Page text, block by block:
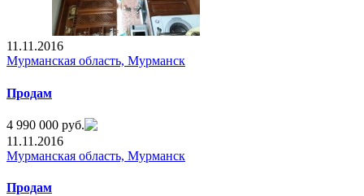
11.11.2016
Мурманская область, Мурманск
Продам
4 990 000 руб.
11.11.2016
Мурманская область, Мурманск
Продам